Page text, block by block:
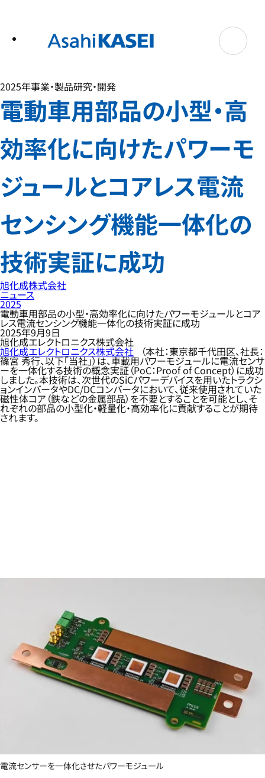
2025年事業・製品研究・開発
電動車用部品の小型・高
効率化に向けたパワーモ
ジュールとコアレス電流
センシング機能一体化の
技術実証に成功
旭化成株式会社
ニュース
2025
電動車用部品の小型・高効率化に向けたパワーモジュールとコア
レス電流センシング機能一体化の技術実証に成功
2025年9月9日
旭化成エレクトロニクス株式会社
旭化成エレクトロニクス株式会社 （本社：東京都千代田区、社長：
篠宮 秀行、以下「当社」）は、車載用パワーモジュールに電流センサ
ーを一体化する技術の概念実証（PoC：Proof of Concept）に成功
しました。本技術は、次世代のSiCパワーデバイスを用いたトラクシ
ョンインバータやDC/DCコンバータにおいて、従来使用されていた
磁性体コア（鉄などの金属部品）を不要とすることを可能とし、そ
れぞれの部品の小型化・軽量化・高効率化に貢献することが期待
されます。
電流センサーを一体化させたパワーモジュール